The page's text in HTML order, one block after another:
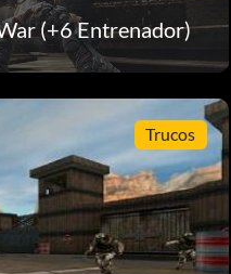
mientras montas la
de la Ira
(+6 Entrenador)
Trucos